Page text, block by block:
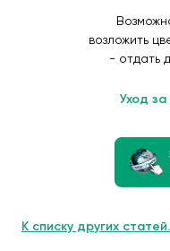
возложить
- отдать
Уход
К списку других